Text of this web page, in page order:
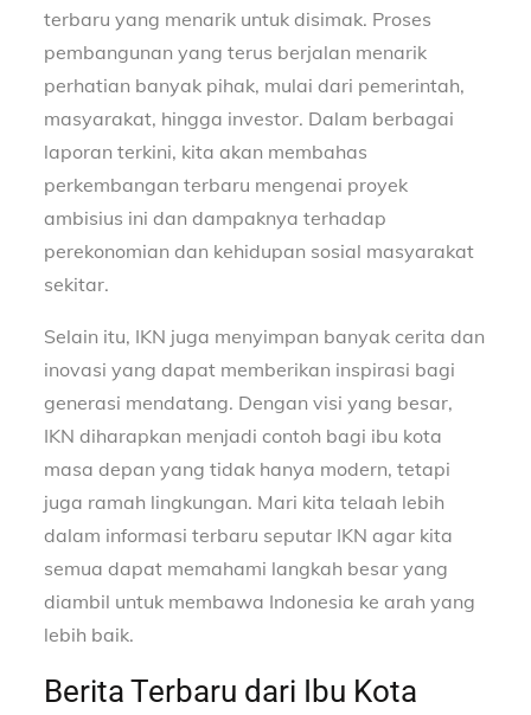
terbaru yang menarik untuk disimak. Proses
pembangunan yang terus berjalan menarik
perhatian banyak pihak, mulai dari pemerintah,
masyarakat, hingga investor. Dalam berbagai
laporan terkini, kita akan membahas
perkembangan terbaru mengenai proyek
ambisius ini dan dampaknya terhadap
perekonomian dan kehidupan sosial masyarakat
sekitar.
Selain itu, IKN juga menyimpan banyak cerita dan
inovasi yang dapat memberikan inspirasi bagi
generasi mendatang. Dengan visi yang besar,
IKN diharapkan menjadi contoh bagi ibu kota
masa depan yang tidak hanya modern, tetapi
juga ramah lingkungan. Mari kita telaah lebih
dalam informasi terbaru seputar IKN agar kita
semua dapat memahami langkah besar yang
diambil untuk membawa Indonesia ke arah yang
lebih baik.
Berita Terbaru dari Ibu Kota